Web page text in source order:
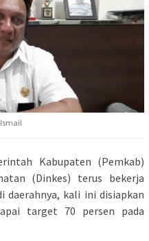
Kabupaten (Pemkab)
(Dinkes) terus bekerja
daerahnya, kali ini disiapkan
target 70 persen pada